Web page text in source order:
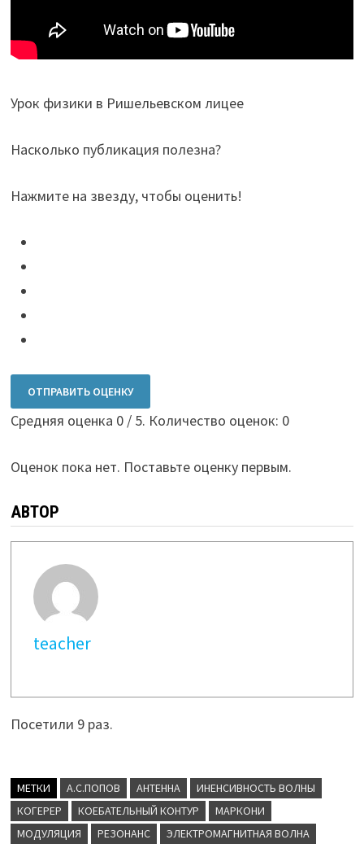
Урок физики в Ришельевском лицее
Насколько публикация полезна?
Нажмите на звезду, чтобы оценить!
ОТПРАВИТЬ ОЦЕНКУ
Средняя оценка 0/ 5. Количество оценок: 0
Оценок пока нет. Поставьте оценку первым.
АВТОР
teacher
Посетили 9 раз.
МЕТКИ А.С.ПОПОВ АНТЕННА
ИНЕНСИВНОСТЬ ВОЛНЫ
КОГЕРЕР
КОЕБАТЕЛЬНЫЙ КОНТУР
МАРКОНИ
МОДУЛЯЦИЯ
РЕЗОНАНС ЭЛЕКТРОМАГНИТНАЯ ВОЛНА